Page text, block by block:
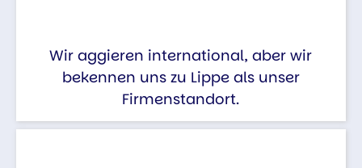
Wir aggieren international, aber wir
bekennen uns zu Lippe als unser
Firmenstandort.